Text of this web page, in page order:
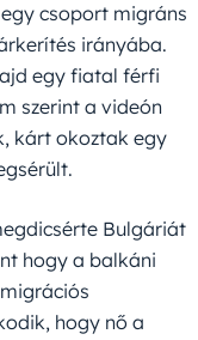
csoport migráns
irányába.
egy fiatal férfi
szerint a videón
kárt okoztak egy
Bulgáriát
hogy a balkáni
hogy nő a